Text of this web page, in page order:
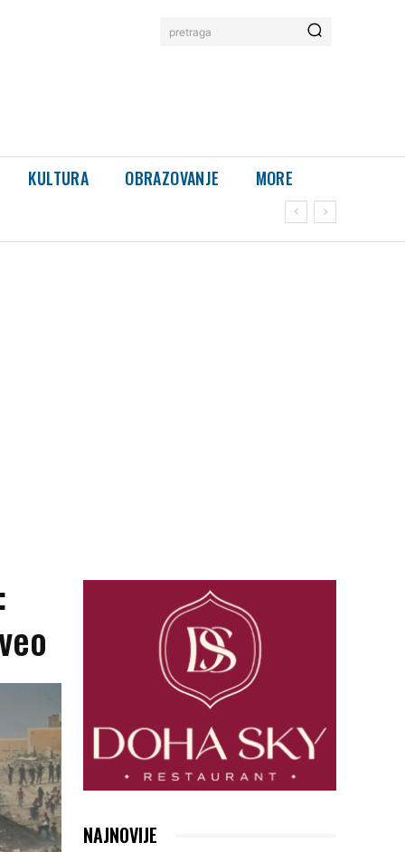
pretraga
KULTURA OBRAZOVANJE MORE
NAJNOVIJE